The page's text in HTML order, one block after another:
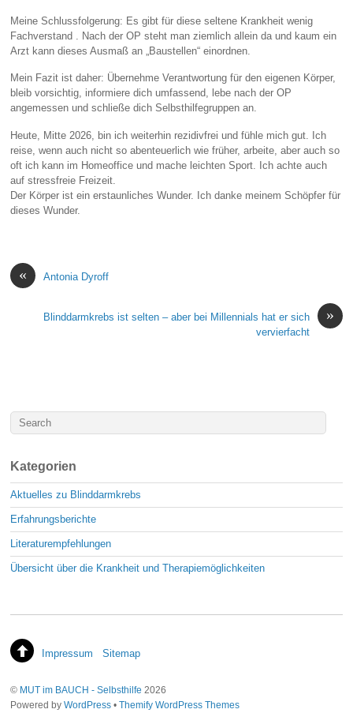
Meine Schlussfolgerung: Es gibt für diese seltene Krankheit wenig
Fachverstand . Nach der OP steht man ziemlich allein da und kaum ein
Arzt kann dieses Ausmaß an „Baustellen“ einordnen.
Mein Fazit ist daher: Übernehme Verantwortung für den eigenen Körper,
bleib vorsichtig, informiere dich umfassend, lebe nach der OP
angemessen und schließe dich Selbsthilfegruppen an.
Heute, Mitte 2026, bin ich weiterhin rezidivfrei und fühle mich gut. Ich
reise, wenn auch nicht so abenteuerlich wie früher, arbeite, aber auch so
oft ich kann im Homeoffice und mache leichten Sport. Ich achte auch
auf stressfreie Freizeit.
Der Körper ist ein erstaunliches Wunder. Ich danke meinem Schöpfer für
dieses Wunder.
« Antonia Dyroff
»
Blinddarmkrebs ist selten – aber bei Millennials hat er sich
vervierfacht
Kategorien
Aktuelles zu Blinddarmkrebs
Erfahrungsberichte
Literaturempfehlungen
Übersicht über die Krankheit und Therapiemöglichkeiten
Impressum Sitemap
© MUT im BAUCH - Selbsthilfe 2026
Powered byWordPress •Themify WordPress Themes